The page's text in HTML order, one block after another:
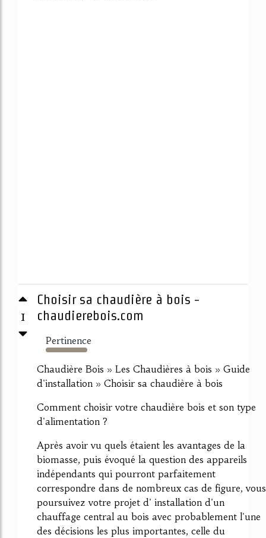
1
Choisir sa chaudière à bois -
chaudierebois.com
Pertinence
1131%
Chaudière Bois » Les Chaudières à bois » Guide
d'installation » Choisir sa chaudière à bois
Comment choisir votre chaudière bois et son type
d'alimentation ?
Après avoir vu quels étaient les avantages de la
biomasse, puis évoqué la question des appareils
indépendants qui pourront parfaitement
correspondre dans de nombreux cas de figure, vous
poursuivez votre projet d' installation d'un
chauffage central au bois avec probablement l'une
des décisions les plus importantes, celle du